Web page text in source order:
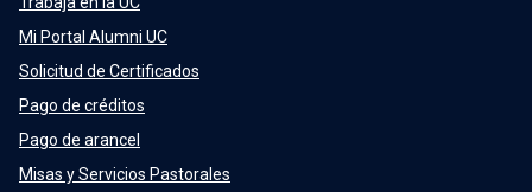
Mi Portal Alumni UC
Solicitud de Certificados
Pago de créditos
Pago de arancel
Misas y Servicios Pastorales